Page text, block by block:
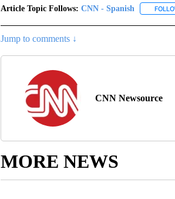
Article Topic Follows: CNN - Spanish
Jump to comments ↓
CNN Newsource
MORE NEWS